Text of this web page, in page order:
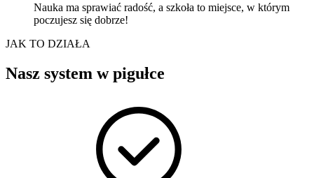
Nauka ma sprawiać radość, a szkoła to miejsce, w którym
poczujesz się dobrze!
JAK TO DZIAŁA
Nasz system w pigułce